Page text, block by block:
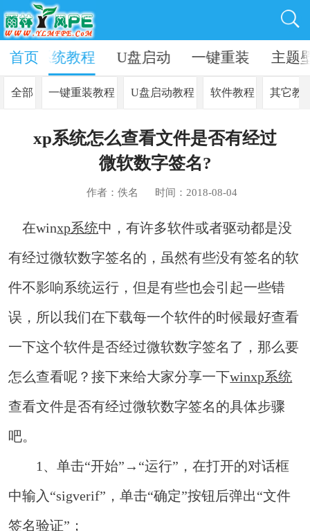
系统教程 U盘启动 一键重装 主题
首页
全部 一键重装教程 U盘启动教程 软件教程 其它教
xp系统怎么查看文件是否有经过
微软数字签名?
作者：佚名 时间：2018-08-04
在winxp系统中，有许多软件或者驱动都是没
有经过微软数字签名的，虽然有些没有签名的软
件不影响系统运行，但是有些也会引起一些错
误，所以我们在下载每一个软件的时候最好查看
一下这个软件是否经过微软数字签名了，那么要
怎么查看呢？接下来给大家分享一下winxp系统
查看文件是否有经过微软数字签名的具体步骤
吧。
1、单击“开始”→“运行”，在打开的对话框
中输入“sigverif”，单击“确定”按钮后弹出“文件
签名验证”；